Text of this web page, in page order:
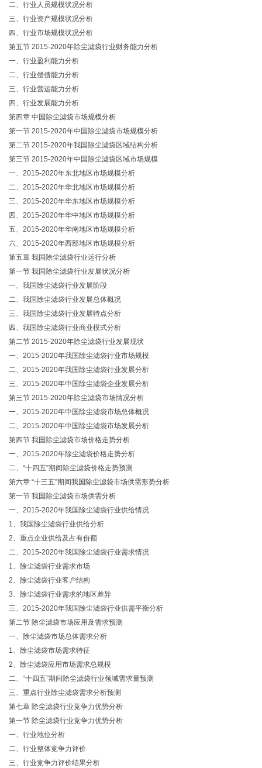
二、行业人员规模状况分析
三、行业资产规模状况分析
四、行业市场规模状况分析
第五节 2015-2020年除尘滤袋行业财务能力分析
一、行业盈利能力分析
二、行业偿债能力分析
三、行业营运能力分析
四、行业发展能力分析
第四章 中国除尘滤袋市场规模分析
第一节 2015-2020年中国除尘滤袋市场规模分析
第二节 2015-2020年我国除尘滤袋区域结构分析
第三节 2015-2020年中国除尘滤袋区域市场规模
一、2015-2020年东北地区市场规模分析
二、2015-2020年华北地区市场规模分析
三、2015-2020年华东地区市场规模分析
四、2015-2020年华中地区市场规模分析
五、2015-2020年华南地区市场规模分析
六、2015-2020年西部地区市场规模分析
第五章 我国除尘滤袋行业运行分析
第一节 我国除尘滤袋行业发展状况分析
一、我国除尘滤袋行业发展阶段
二、我国除尘滤袋行业发展总体概况
三、我国除尘滤袋行业发展特点分析
四、我国除尘滤袋行业商业模式分析
第二节 2015-2020年除尘滤袋行业发展现状
一、2015-2020年我国除尘滤袋行业市场规模
二、2015-2020年我国除尘滤袋行业发展分析
三、2015-2020年中国除尘滤袋企业发展分析
第三节 2015-2020年除尘滤袋市场情况分析
一、2015-2020年中国除尘滤袋市场总体概况
二、2015-2020年中国除尘滤袋市场发展分析
第四节 我国除尘滤袋市场价格走势分析
一、2015-2020年除尘滤袋价格走势分析
二、“十四五”期间除尘滤袋价格走势预测
第六章 “十三五”期间我国除尘滤袋市场供需形势分析
第一节 我国除尘滤袋市场供需分析
一、2015-2020年我国除尘滤袋行业供给情况
1、我国除尘滤袋行业供给分析
2、重点企业供给及占有份额
二、2015-2020年我国除尘滤袋行业需求情况
1、除尘滤袋行业需求市场
2、除尘滤袋行业客户结构
3、除尘滤袋行业需求的地区差异
三、2015-2020年我国除尘滤袋行业供需平衡分析
第二节 除尘滤袋市场应用及需求预测
一、除尘滤袋市场总体需求分析
1、除尘滤袋市场需求特征
2、除尘滤袋应用市场需求总规模
二、“十四五”期间除尘滤袋行业领域需求量预测
三、重点行业除尘滤袋需求分析预测
第七章 除尘滤袋行业竞争力优势分析
第一节 除尘滤袋行业竞争力优势分析
一、行业地位分析
二、行业整体竞争力评价
三、行业竞争力评价结果分析